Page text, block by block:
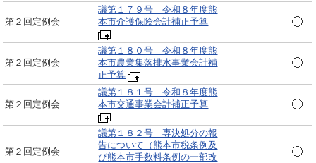
第２回定例会
議第１７９号 令和８年度熊
本市介護保険会計補正予算
第２回定例会
議第１８０号 令和８年度熊
本市農業集落排水事業会計補
正予算
第２回定例会
議第１８１号 令和８年度熊
本市交通事業会計補正予算
第２回定例会
議第１８２号 専決処分の報
告について（熊本市税条例及
び熊本市手数料条例の一部改